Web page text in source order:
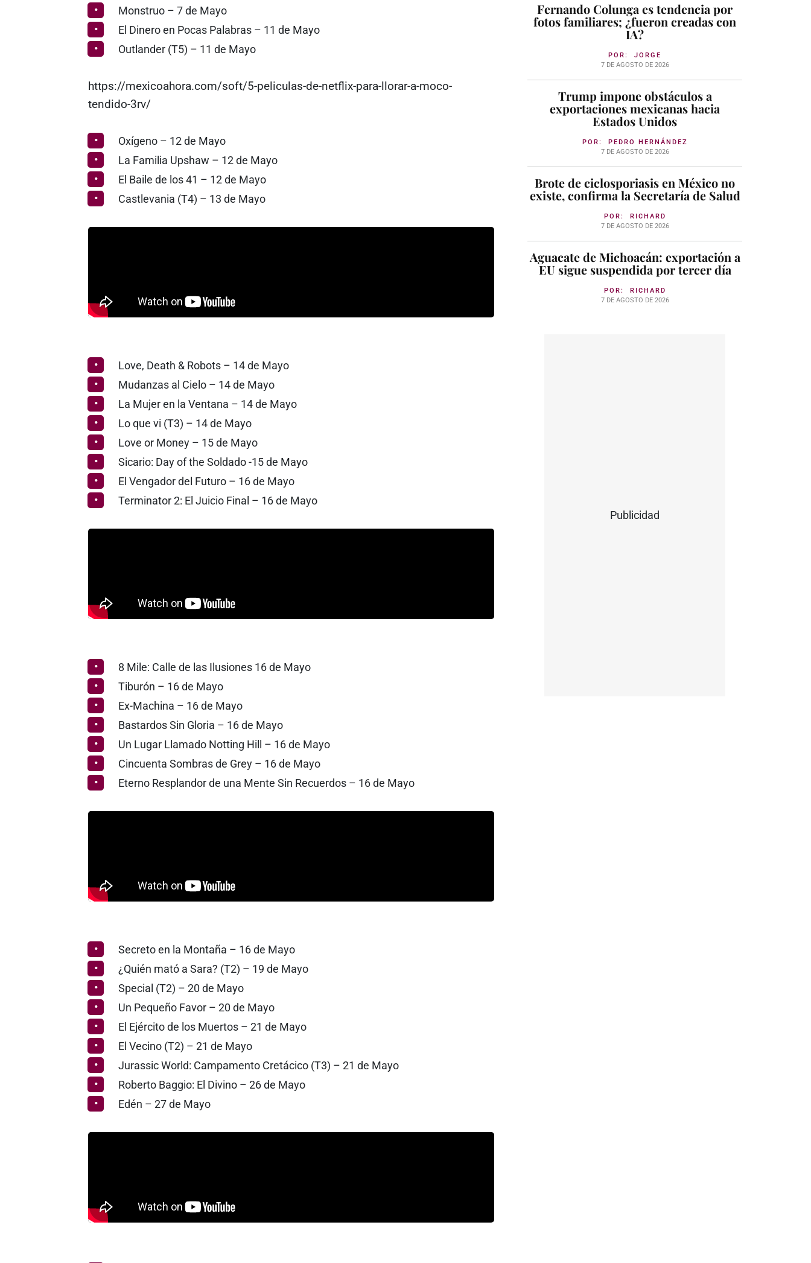
Monstruo – 7 de Mayo
El Dinero en Pocas Palabras – 11 de Mayo
Outlander (T5) – 11 de Mayo
https://mexicoahora.com/soft/5-peliculas-de-netflix-para-llorar-a-moco-
tendido-3rv/
Oxígeno – 12 de Mayo
La Familia Upshaw – 12 de Mayo
El Baile de los 41 – 12 de Mayo
Castlevania (T4) – 13 de Mayo
Love, Death & Robots – 14 de Mayo
Mudanzas al Cielo – 14 de Mayo
La Mujer en la Ventana – 14 de Mayo
Lo que vi (T3) – 14 de Mayo
Love or Money – 15 de Mayo
Sicario: Day of the Soldado -15 de Mayo
El Vengador del Futuro – 16 de Mayo
Terminator 2: El Juicio Final – 16 de Mayo
8 Mile: Calle de las Ilusiones 16 de Mayo
Tiburón – 16 de Mayo
Ex-Machina – 16 de Mayo
Bastardos Sin Gloria – 16 de Mayo
Un Lugar Llamado Notting Hill – 16 de Mayo
Cincuenta Sombras de Grey – 16 de Mayo
Eterno Resplandor de una Mente Sin Recuerdos – 16 de Mayo
Secreto en la Montaña – 16 de Mayo
¿Quién mató a Sara? (T2) – 19 de Mayo
Special (T2) – 20 de Mayo
Un Pequeño Favor – 20 de Mayo
El Ejército de los Muertos – 21 de Mayo
El Vecino (T2) – 21 de Mayo
Jurassic World: Campamento Cretácico (T3) – 21 de Mayo
Roberto Baggio: El Divino – 26 de Mayo
Edén – 27 de Mayo
Fernando Colunga es tendencia por
fotos familiares; ¿fueron creadas con
IA?
POR: JORGE
7 DE AGOSTO DE 2026
Trump impone obstáculos a
exportaciones mexicanas hacia
Estados Unidos
POR: PEDRO HERNÁNDEZ
7 DE AGOSTO DE 2026
Brote de ciclosporiasis en México no
existe, confirma la Secretaría de Salud
POR: RICHARD
7 DE AGOSTO DE 2026
Aguacate de Michoacán: exportación a
EU sigue suspendida por tercer día
POR: RICHARD
7 DE AGOSTO DE 2026
Publicidad